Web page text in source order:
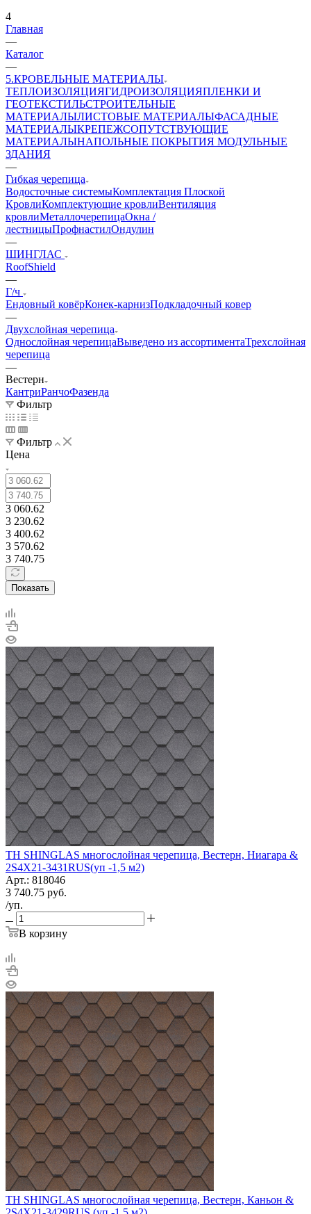
4
Главная
—
Каталог
—
5.КРОВЕЛЬНЫЕ МАТЕРИАЛЫ
ТЕПЛОИЗОЛЯЦИЯГИДРОИЗОЛЯЦИЯПЛЕНКИ И
ГЕОТЕКСТИЛЬСТРОИТЕЛЬНЫЕ
МАТЕРИАЛЫЛИСТОВЫЕ МАТЕРИАЛЫФАСАДНЫЕ
МАТЕРИАЛЫКРЕПЕЖСОПУТСТВУЮЩИЕ
МАТЕРИАЛЫНАПОЛЬНЫЕ ПОКРЫТИЯ МОДУЛЬНЫЕ
ЗДАНИЯ
—
Гибкая черепица
Водосточные системыКомплектация Плоской
КровлиКомплектующие кровлиВентиляция
кровлиМеталлочерепицаОкна /
лестницыПрофнастилОндулин
—
ШИНГЛАС
RoofShield
—
Г/ч
Ендовный ковёрКонек-карнизПодкладочный ковер
—
Двухслойная черепица
Однослойная черепицаВыведено из ассортиментаТрехслойная
черепица
—
Вестерн
КантриРанчоФазенда
Фильтр
Фильтр
Цена
3 060.62
3 230.62
3 400.62
3 570.62
3 740.75
Показать
ТН SHINGLAS многослойная черепица, Вестерн, Ниагара &
2S4X21-3431RUS(уп -1,5 м2)
Арт.: 818046
3 740.75 руб.
/уп.
В корзину
ТН SHINGLAS многослойная черепица, Вестерн, Каньон &